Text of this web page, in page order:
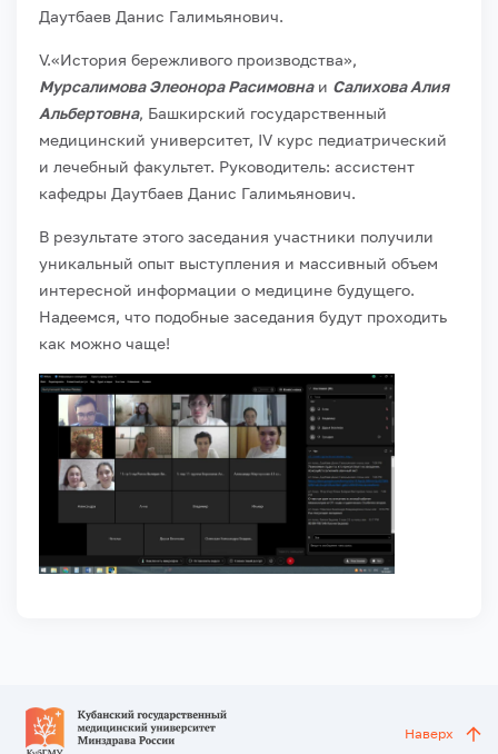
Даутбаев Данис Галимьянович.
V.«История бережливого производства»,
Мурсалимова Элеонора Расимовнаи Салихова Алия
Альбертовна, Башкирский государственный
медицинский университет, IV курс педиатрический
и лечебный факультет. Руководитель: ассистент
кафедры Даутбаев Данис Галимьянович.
В результате этого заседания участники получили
уникальный опыт выступления и массивный объем
интересной информации о медицине будущего.
Надеемся, что подобные заседания будут проходить
как можно чаще!
Наверх